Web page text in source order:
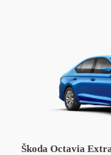
Škoda Octavia